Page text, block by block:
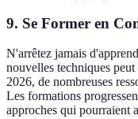
9. Se Former en
N'arrêtez jamais
nouvelles techniques
2026, de nombreuses
Les formations
approches qui pourraient